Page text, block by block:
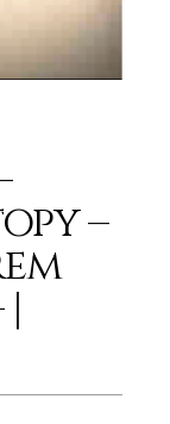
–
|